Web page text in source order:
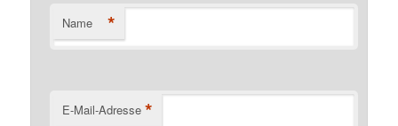
Name *
E-Mail-Adresse *